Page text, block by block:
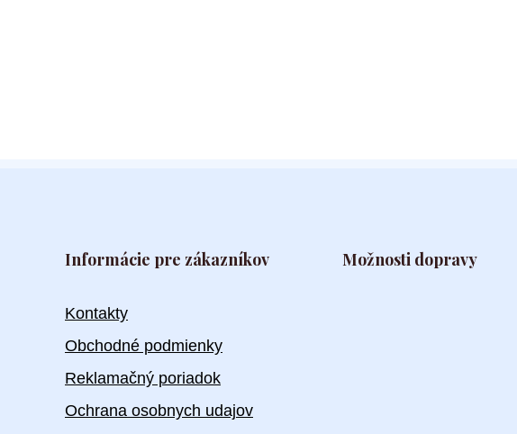
Informácie pre zákazníkov
Kontakty
Obchodné podmienky
Reklamačný poriadok
Ochrana osobnych udajov
Možnosti dopravy